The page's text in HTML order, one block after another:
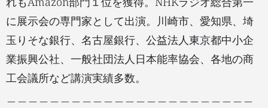
に展示会の専門家として出演。川崎市、愛知県、埼
玉りそな銀行、名古屋銀行、公益法人東京都中小企
業振興公社、一般社団法人日本能率協会、各地の商
工会議所など講演実績多数。